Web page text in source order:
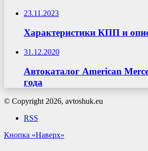
23.11.2023
Характеристики КПП и
31.12.2020
Автокаталог American
года
© Copyright 2026, avtoshuk.eu
RSS
Кнопка «Наверх»